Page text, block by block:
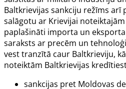
Baltkrievijas sankciju režīms arī
salāgotu ar Krievijai
paplašināti importa un
saraksts ar precēm un
vest tranzītā caur Baltkrieviju,
noteiktām Baltkrievijas
sankcijas pret Moldovas